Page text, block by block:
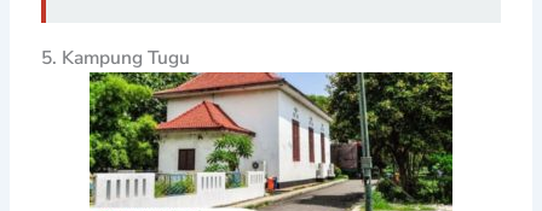
5. Kampung Tugu